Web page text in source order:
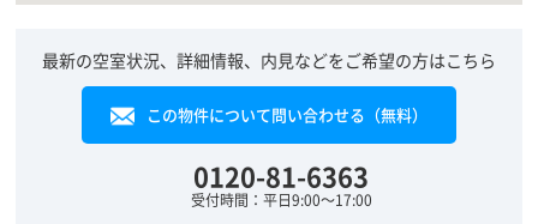
最新の空室状況、詳細情報、内見などをご希望の方はこちら
この物件について問い合わせる（無料）
0120-81-6363
受付時間：平日9:00～17:00